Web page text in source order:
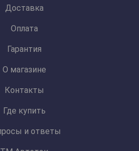
Доставка
Оплата
Гарантия
О магазине
Контакты
Где купить
и ответы